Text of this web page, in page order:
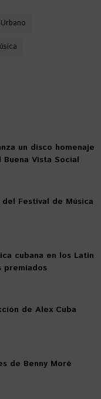
un disco homenaje
Vista Social
Festival de Música
cubana en los Latin
premiados
de Alex Cuba
de Benny Moré